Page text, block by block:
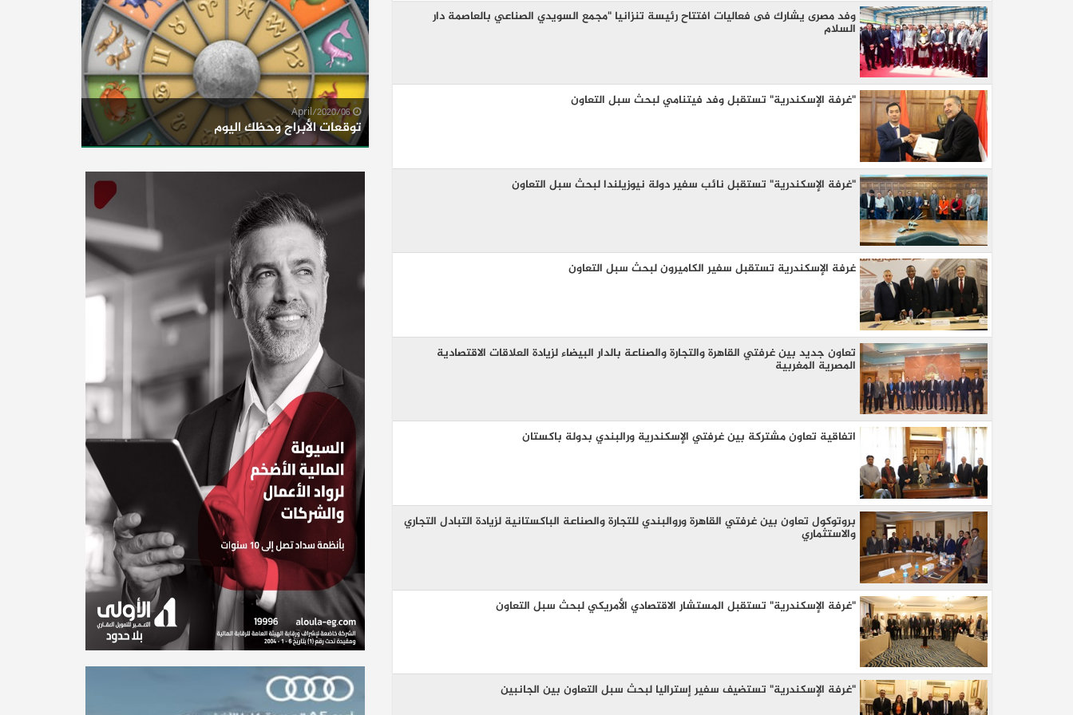
وفد مصرى يشارك فى فعاليات افتتاح رئيسة تنزانيا "مجمع السويدي الصناعي بالعاصمة دار
السلام
"غرفة الإسكندرية" تستقبل وفد فيتنامي لبحث سبل التعاون
"غرفة الإسكندرية" تستقبل نائب سفير دولة نيوزيلندا لبحث سبل التعاون
غرفة الإسكندرية تستقبل سفير الكاميرون لبحث سبل التعاون
تعاون جديد بين غرفتي القاهرة والتجارة والصناعة بالدار البيضاء لزيادة العلاقات الاقتصادية
المصرية المغربية
اتفاقية تعاون مشتركة بين غرفتي الإسكندرية ورالبندي بدولة باكستان
بروتوكول تعاون بين غرفتي القاهرة وروالبندي للتجارة والصناعة الباكستانية لزيادة التبادل التجاري
والاستثماري
"غرفة الإسكندرية" تستقبل المستشار الاقتصادي الأمريكي لبحث سبل التعاون
"غرفة الإسكندرية" تستضيف سفير إستراليا لبحث سبل التعاون بين الجانبين
06/April/2020
توقعات الأبراج وحظك اليوم